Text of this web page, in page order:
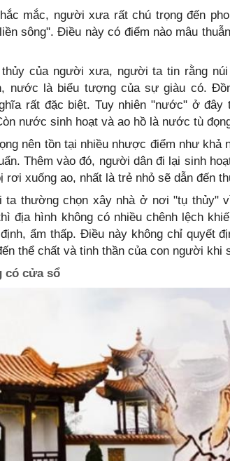
mắc, người xưa rất chú trọng đến
sông". Điều này có điểm nào mâu
thủy của người xưa, người ta tin rằng
nước là biểu tượng của sự giàu có.
rất đặc biệt. Tuy nhiên "nước" ở đây
nước sinh hoạt và ao hồ là nước tù
nên tồn tại nhiều nhược điểm như khả
Thêm vào đó, người dân đi lại sinh
rơi xuống ao, nhất là trẻ nhỏ sẽ dẫn đến
ta thường chọn xây nhà ở nơi "tụ thủy"
địa hình không có nhiều chênh lệch
ẩm thấp. Điều này không chỉ quyết
thể chất và tinh thần của con người khi
có cửa sổ